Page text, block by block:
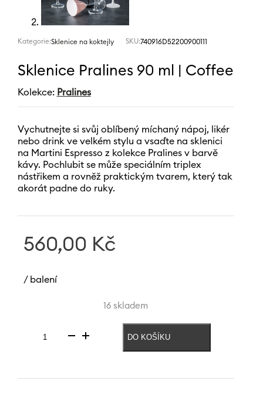
Kategorie:Sklenice na koktejly SKU:740916D52200900111
Sklenice Pralines 90 ml | Coffee
Kolekce: Pralines
Vychutnejte si svůj oblíbený míchaný nápoj, likér
nebo drink ve velkém stylu a vsaďte na sklenici
na Martini Espresso z kolekce Pralines v barvě
kávy. Pochlubit se může speciálním triplex
nástřikem a rovněž praktickým tvarem, který tak
akorát padne do ruky.
560,00 Kč
/ balení
16 skladem
Sklenice
ml
DO KOŠÍKU